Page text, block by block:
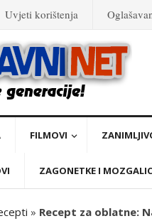
Uvjeti korištenja
FILMOVI
ZAGONETKE I
» Recept za oblatne: